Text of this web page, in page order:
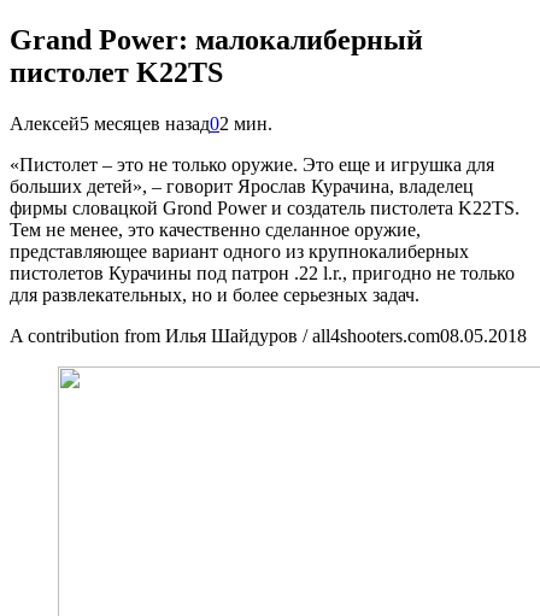
Grand Power: малокалиберный
пистолет K22TS
Алексей5 месяцев назад02 мин.
«Пистолет – это не только оружие. Это еще и игрушка для
больших детей», – говорит Ярослав Курачина, владелец
фирмы словацкой Grond Power и создатель пистолета K22TS.
Тем не менее, это качественно сделанное оружие,
представляющее вариант одного из крупнокалиберных
пистолетов Курачины под патрон .22 l.r., пригодно не только
для развлекательных, но и более серьезных задач.
A contribution from Илья Шайдуров / all4shooters.com08.05.2018